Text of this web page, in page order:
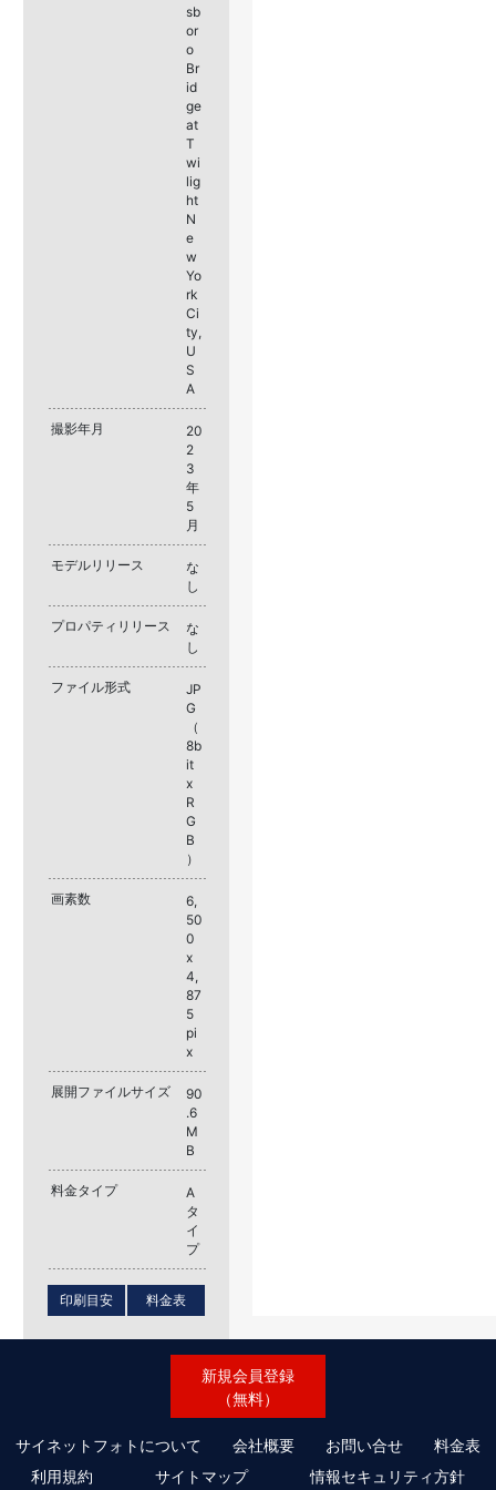
sb
or
o
Br
id
ge
at
T
wi
lig
ht
N
e
w
Yo
rk
Ci
ty,
U
S
A
撮影年月
20
2
3
年
5
月
モデルリリース
な
し
プロパティリリース
な
し
ファイル形式
JP
G
（
8b
it
x
R
G
B
）
画素数
6,
50
0
x
4,
87
5
pi
x
展開ファイルサイズ
90
.6
M
B
料金タイプ
A
タ
イ
プ
印刷目安 料金表
新規会員登録
（無料）
サイネットフォトについて 会社概要 お問い合せ
料金表
利用規約
サイトマップ 情報セキュリティ方針